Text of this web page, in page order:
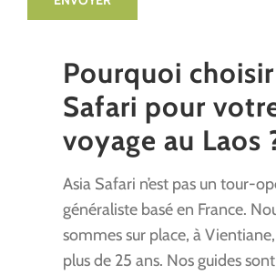
Pourquoi
Safari pour
voyage au Laos
Asia Safari n’est pas un tour-
généraliste basé en France.
sommes sur place, à
plus de 25 ans. Nos guides